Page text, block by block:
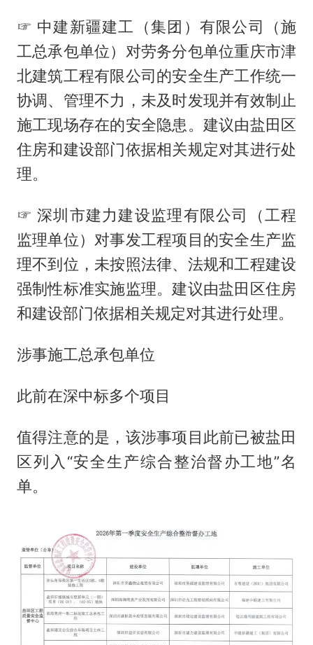
☞ 中建新疆建工（集团）有限公司（施
工总承包单位）对劳务分包单位重庆市津
北建筑工程有限公司的安全生产工作统一
协调、管理不力，未及时发现并有效制止
施工现场存在的安全隐患。建议由盐田区
住房和建设部门依据相关规定对其进行处
理。
☞ 深圳市建力建设监理有限公司（工程
监理单位）对事发工程项目的安全生产监
理不到位，未按照法律、法规和工程建设
强制性标准实施监理。建议由盐田区住房
和建设部门依据相关规定对其进行处理。
涉事施工总承包单位
此前在深中标多个项目
值得注意的是，该涉事项目此前已被盐田
区列入“安全生产综合整治督办工地”名
单。